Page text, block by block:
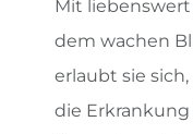
Mit
dem wachen
erlaubt sie
die